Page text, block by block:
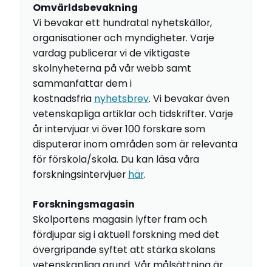
Omvärldsbevakning
Vi bevakar ett hundratal nyhetskällor,
organisationer och myndigheter. Varje
vardag publicerar vi de viktigaste
skolnyheterna på vår webb samt
sammanfattar dem i
kostnadsfria nyhetsbrev. Vi bevakar även
vetenskapliga artiklar och tidskrifter. Varje
år intervjuar vi över 100 forskare som
disputerar inom områden som är relevanta
för förskola/skola. Du kan läsa våra
forskningsintervjuer här.
Forskningsmagasin
Skolportens magasin lyfter fram och
fördjupar sig i aktuell forskning med det
övergripande syftet att stärka skolans